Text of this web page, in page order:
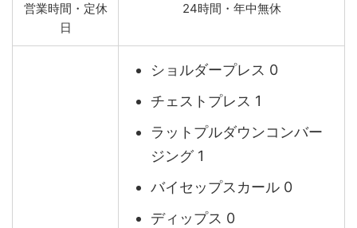
営業時間・定休
日
24時間・年中無休
ショルダープレス 0
チェストプレス 1
ラットプルダウンコンバー
ジング 1
バイセップスカール 0
ディップス 0